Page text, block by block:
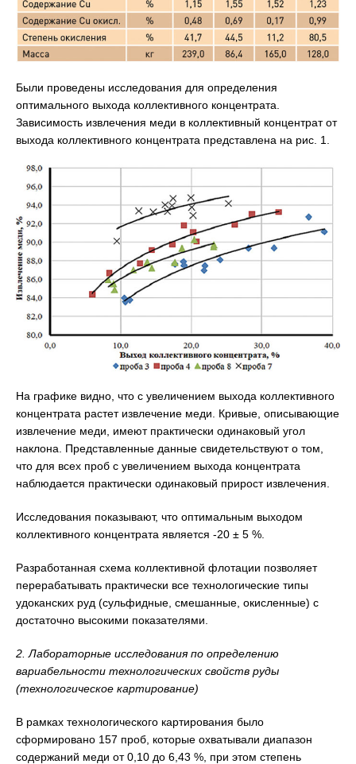
Были проведены исследования для определения
оптимального выхода коллективного концентрата.
Зависимость извлечения меди в коллективный концентрат от
выхода коллективного концентрата представлена на рис. 1.
На графике видно, что с увеличением выхода коллективного
концентрата растет извлечение меди. Кривые, описывающие
извлечение меди, имеют практически одинаковый угол
наклона. Представленные данные свидетельствуют о том,
что для всех проб с увеличением выхода концентрата
наблюдается практически одинаковый прирост извлечения.
Исследования показывают, что оптимальным выходом
коллективного концентрата является -20 ± 5 %.
Разработанная схема коллективной флотации позволяет
перерабатывать практически все технологические типы
удоканских руд (сульфидные, смешанные, окисленные) с
достаточно высокими показателями.
2. Лабораторные исследования по определению
вариабельности технологических свойств руды
(технологическое картирование)
В рамках технологического картирования было
сформировано 157 проб, которые охватывали диапазон
содержаний меди от 0,10 до 6,43 %, при этом степень